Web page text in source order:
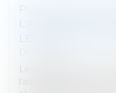
PUBLICATION DU
LES « INDICS »
Le gouvernement
l’administration fiscale